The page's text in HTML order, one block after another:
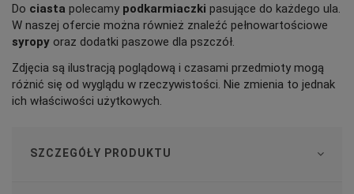
Do ciasta polecamy podkarmiaczki pasujące do każdego ula.
W naszej ofercie można również znaleźć pełnowartościowe
syropy oraz dodatki paszowe dla pszczół.
Zdjęcia są ilustracją poglądową i czasami przedmioty mogą
różnić się od wyglądu w rzeczywistości. Nie zmienia to jednak
ich właściwości użytkowych.
SZCZEGÓŁY PRODUKTU